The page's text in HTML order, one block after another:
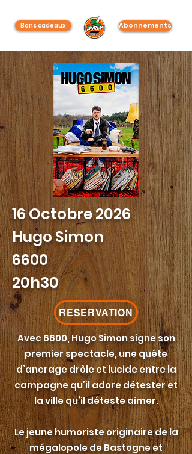
Bons cadeaux Abonnements
16 Octobre 2026
Hugo Simon
6600
20h30
RESERVATION
Avec 6600, Hugo Simon signe son
premier spectacle, une quête
d’ancrage drôle et lucide entre la
campagne qu’il adore détester et
la ville qu’il déteste aimer.
Le jeune humoriste originaire de la
mégalopole de Bastogne et